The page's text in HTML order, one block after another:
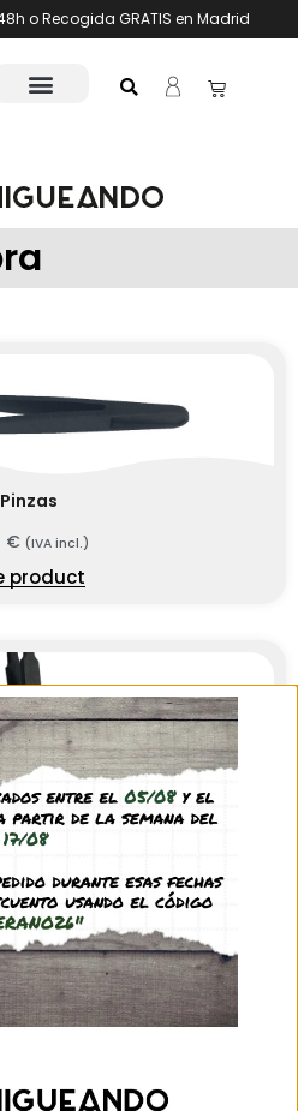
o Recogida GRATIS en Madrid
Pinzas
€ (IVA incl.)
product
punta fina
€ (IVA incl.)
product